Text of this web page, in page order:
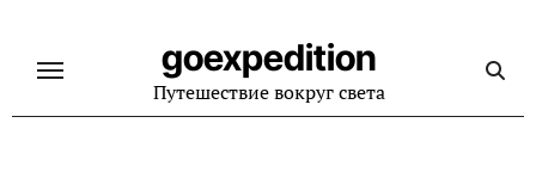
содержанию
goexpedition
Путешествие вокруг света